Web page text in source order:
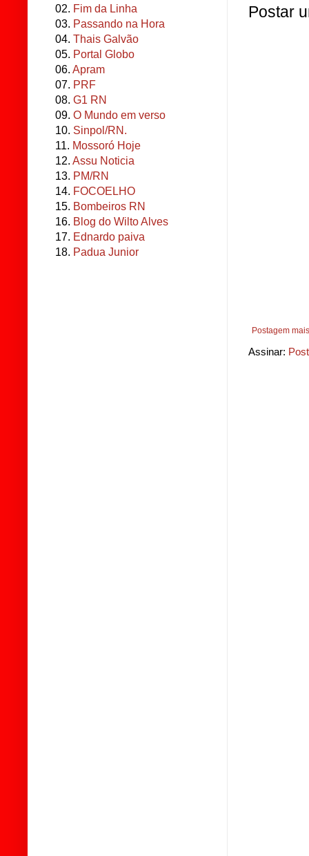
Postar
Postagem
Assinar:
02. Fim da Linha
03. Passando na Hora
04. Thais Galvão
05. Portal Globo
06. Apram
07. PRF
08. G1 RN
09. O Mundo em verso
10. Sinpol/RN.
11. Mossoró Hoje
12. Assu Noticia
13. PM/RN
14. FOCOELHO
15. Bombeiros RN
16. Blog do Wilto Alves
17. Ednardo paiva
18. Padua Junior